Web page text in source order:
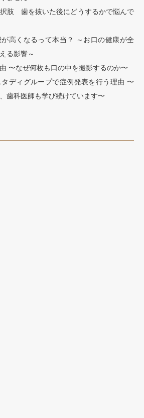
肢 歯を抜いた後にどうするかで悩んで
高くなるって本当？ ～お口の健康が全
る影響～
〜なぜ何枚も口の中を撮影するのか〜
ディグループで症例発表を行う理由 〜
歯科医師も学び続けています〜